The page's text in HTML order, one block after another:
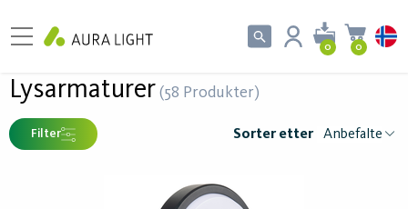
0 0
Sorter etter
Lysarmaturer (58 Produkter)
Filter